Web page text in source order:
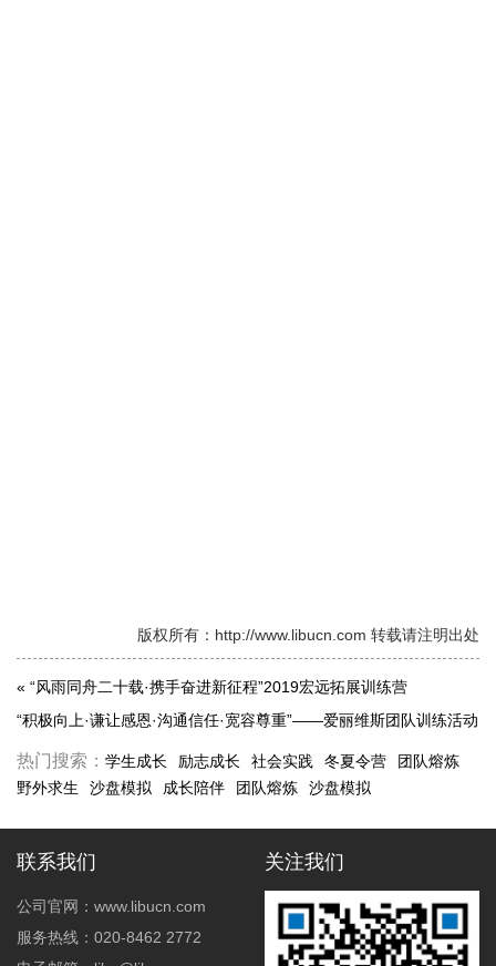
版权所有：http://www.libucn.com 转载请注明出处
« “风雨同舟二十载·携手奋进新征程”2019宏远拓展训练营
“积极向上·谦让感恩·沟通信任·宽容尊重”——爱丽维斯团队训练活动
»
热门搜索： 学生成长 励志成长 社会实践 冬夏令营
团队熔炼
野外求生
沙盘模拟 成长陪伴 团队熔炼 沙盘模拟
联系我们
公司官网：www.libucn.com
服务热线：020-8462 2772
关注我们